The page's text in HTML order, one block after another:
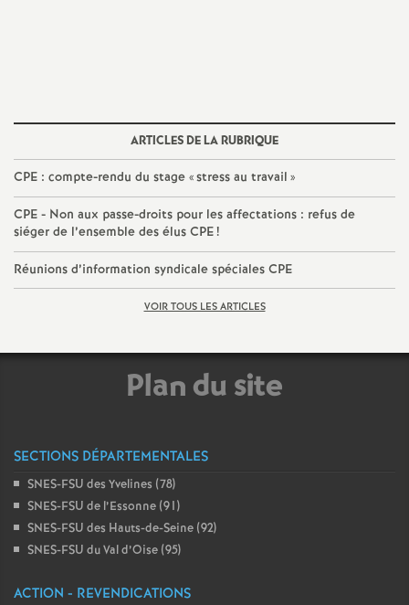
o
n
d
d
e
g
ARTICLES DE LA RUBRIQUE
CPE : compte-rendu du stage «stress au travail »
CPE - Non aux passe-droits pour les affectations : refus de
siéger de l’ensemble des élus CPE!
Réunions d’information syndicale spéciales CPE
VOIR TOUS LES ARTICLES
Plan du site
SECTIONS DÉPARTEMENTALES
SNES-FSU des Yvelines (78)
SNES-FSU de l’Essonne (91)
SNES-FSU des Hauts-de-Seine (92)
SNES-FSU du Val d’Oise (95)
ACTION - REVENDICATIONS